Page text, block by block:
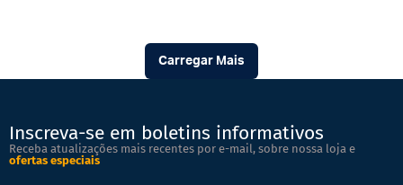
Carregar Mais
Inscreva-se em boletins informativos
Receba atualizações mais recentes por e-mail, sobre nossa loja e
ofertas especiais